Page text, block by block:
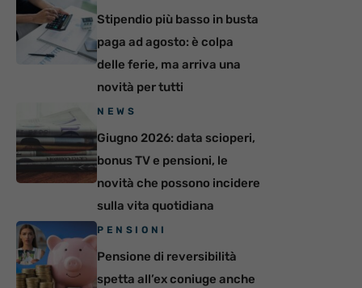
Stipendio più basso in busta
paga ad agosto: è colpa
delle ferie, ma arriva una
novità per tutti
NEWS
Giugno 2026: data scioperi,
bonus TV e pensioni, le
novità che possono incidere
sulla vita quotidiana
PENSIONI
Pensione di reversibilità
spetta all’ex coniuge anche